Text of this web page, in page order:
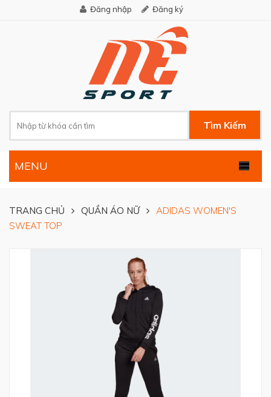
Đăng nhập Đăng ký
Tìm Kiếm
.
MENU
TRANG CHỦ QUẦN ÁO NỮ
ADIDAS WOMEN'S
SWEAT TOP